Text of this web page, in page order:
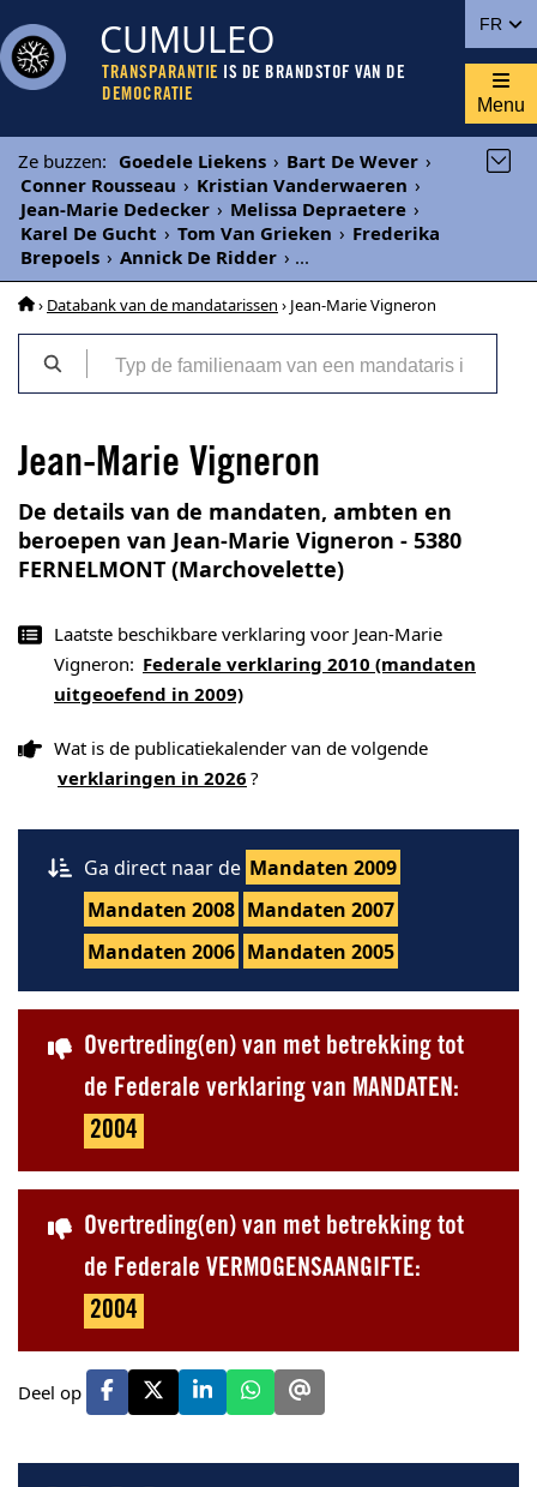
FR
CUMULEO
TRANSPARANTIE IS DE BRANDSTOF VAN DE
DEMOCRATIE
Menu
Ze buzzen: Goedele Liekens › Bart De Wever ›
Conner Rousseau › Kristian Vanderwaeren ›
Jean-Marie Dedecker › Melissa Depraetere ›
Karel De Gucht › Tom Van Grieken › Frederika
Brepoels › Annick De Ridder › ...
› Databank van de mandatarissen › Jean-Marie Vigneron
Jean-Marie Vigneron
De details van de mandaten, ambten en
beroepen van Jean-Marie Vigneron - 5380
FERNELMONT (Marchovelette)
Laatste beschikbare verklaring voor Jean-Marie
Vigneron: Federale verklaring 2010 (mandaten
uitgeoefend in 2009)
Wat is de publicatiekalender van de volgende
verklaringen in 2026 ?
Ga direct naar de Mandaten 2009
Mandaten 2008 Mandaten 2007
Mandaten 2006 Mandaten 2005
Overtreding(en) van met betrekking tot
de Federale verklaring van MANDATEN:
2004
Overtreding(en) van met betrekking tot
de Federale VERMOGENSAANGIFTE:
2004
Deel op